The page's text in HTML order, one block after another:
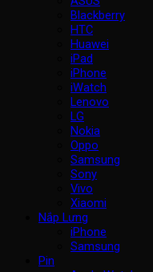
Blackberry
HTC
Huawei
iPad
iPhone
iWatch
Lenovo
LG
Nokia
Oppo
Samsung
Sony
Vivo
Xiaomi
Nắp Lưng
iPhone
Samsung
Pin